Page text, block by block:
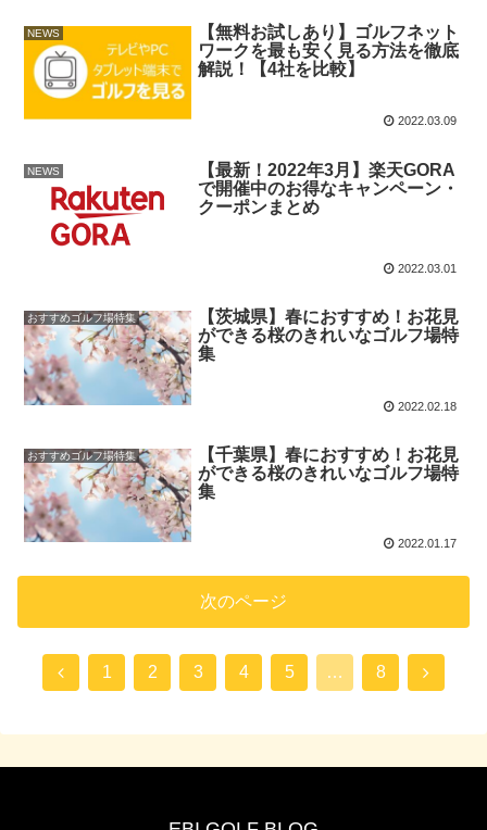
NEWS
【無料お試しあり】ゴルフネット
ワークを最も安く見る方法を徹底
解説！【4社を比較】
2022.03.09
NEWS
【最新！2022年3月】楽天GORA
で開催中のお得なキャンペーン・
クーポンまとめ
2022.03.01
おすすめゴルフ場特集
【茨城県】春におすすめ！お花見
ができる桜のきれいなゴルフ場特
集
2022.02.18
おすすめゴルフ場特集
【千葉県】春におすすめ！お花見
ができる桜のきれいなゴルフ場特
集
2022.01.17
次のページ
1 2 3 4 5 … 8